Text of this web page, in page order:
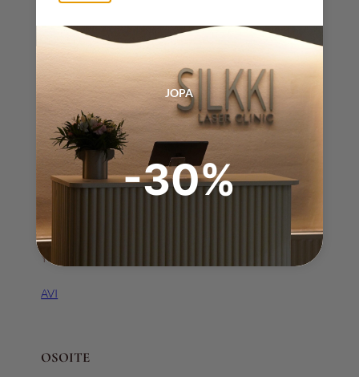
JOPA
-30%
info@silkkilaserclinic.fi
varaukset@ silkkilaserclinic.fi
+358 (0) 4025 000 45
Y-tunnus 3111163-5
AVI
OSOITE